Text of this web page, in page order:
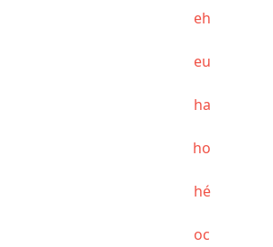
eh
eu
ha
ho
hé
oc